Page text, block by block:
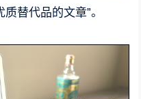
替代品的文章”。